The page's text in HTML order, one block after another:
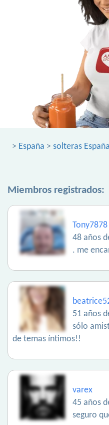
> España > solteras España
Miembros registrados:
Tony7878
48 años
. me
51 años
sólo
de temas íntimos!!
varex
45 años
seguro